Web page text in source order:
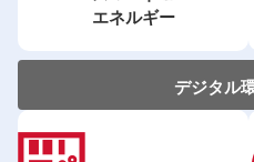
エネルギー
デジタル